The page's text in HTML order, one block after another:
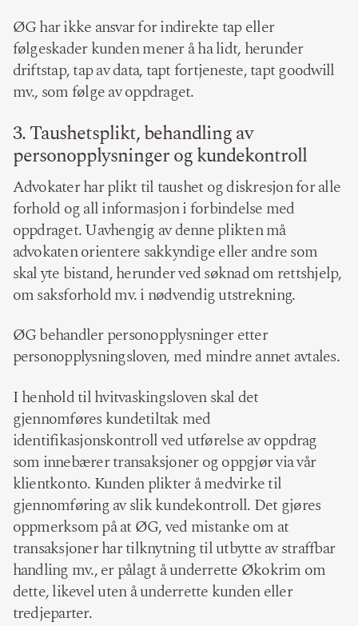
ØG har ikke ansvar for indirekte tap eller
følgeskader kunden mener å ha lidt, herunder
driftstap, tap av data, tapt fortjeneste, tapt goodwill
mv., som følge av oppdraget.
3. Taushetsplikt, behandling av
personopplysninger og kundekontroll
Advokater har plikt til taushet og diskresjon for alle
forhold og all informasjon i forbindelse med
oppdraget. Uavhengig av denne plikten må
advokaten orientere sakkyndige eller andre som
skal yte bistand, herunder ved søknad om rettshjelp,
om saksforhold mv. i nødvendig utstrekning.
ØG behandler personopplysninger etter
personopplysningsloven, med mindre annet avtales.
I henhold til hvitvaskingsloven skal det
gjennomføres kundetiltak med
identifikasjonskontroll ved utførelse av oppdrag
som innebærer transaksjoner og oppgjør via vår
klientkonto. Kunden plikter å medvirke til
gjennomføring av slik kundekontroll. Det gjøres
oppmerksom på at ØG, ved mistanke om at
transaksjoner har tilknytning til utbytte av straffbar
handling mv., er pålagt å underrette Økokrim om
dette, likevel uten å underrette kunden eller
tredjeparter.